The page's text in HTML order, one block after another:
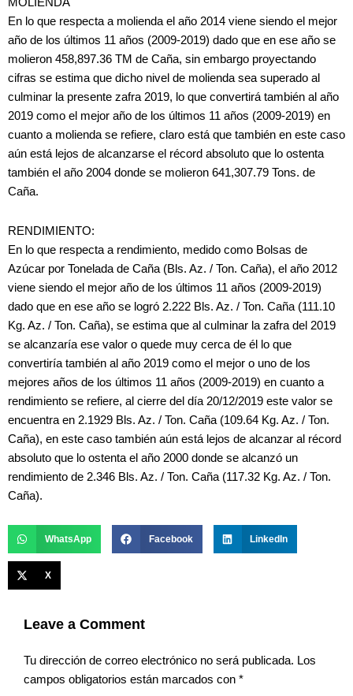
En lo que respecta a molienda el año 2014 viene siendo el mejor
año de los últimos 11 años (2009-2019) dado que en ese año se
molieron 458,897.36 TM de Caña, sin embargo proyectando
cifras se estima que dicho nivel de molienda sea superado al
culminar la presente zafra 2019, lo que convertirá también al año
2019 como el mejor año de los últimos 11 años (2009-2019) en
cuanto a molienda se refiere, claro está que también en este caso
aún está lejos de alcanzarse el récord absoluto que lo ostenta
también el año 2004 donde se molieron 641,307.79 Tons. de
Caña.
RENDIMIENTO:
En lo que respecta a rendimiento, medido como Bolsas de
Azúcar por Tonelada de Caña (Bls. Az. / Ton. Caña), el año 2012
viene siendo el mejor año de los últimos 11 años (2009-2019)
dado que en ese año se logró 2.222 Bls. Az. / Ton. Caña (111.10
Kg. Az. / Ton. Caña), se estima que al culminar la zafra del 2019
se alcanzaría ese valor o quede muy cerca de él lo que
convertiría también al año 2019 como el mejor o uno de los
mejores años de los últimos 11 años (2009-2019) en cuanto a
rendimiento se refiere, al cierre del día 20/12/2019 este valor se
encuentra en 2.1929 Bls. Az. / Ton. Caña (109.64 Kg. Az. / Ton.
Caña), en este caso también aún está lejos de alcanzar al récord
absoluto que lo ostenta el año 2000 donde se alcanzó un
rendimiento de 2.346 Bls. Az. / Ton. Caña (117.32 Kg. Az. / Ton.
Caña).
WhatsApp Facebook LinkedIn
X
Leave a Comment
Tu dirección de correo electrónico no será publicada. Los
campos obligatorios están marcados con *